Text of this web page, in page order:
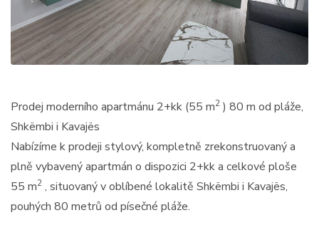
Prodej moderního apartmánu 2+kk (55 m2 ) 80 m od pláže,
Shkëmbi i Kavajës
Nabízíme k prodeji stylový, kompletně zrekonstruovaný a
plně vybavený apartmán o dispozici 2+kk a celkové ploše
55 m2 , situovaný v oblíbené lokalitě Shkëmbi i Kavajës,
pouhých 80 metrů od písečné pláže.